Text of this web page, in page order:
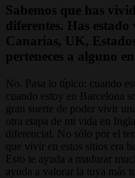
Sabemos que has
diferentes. Has
Canarias, UK,
perteneces a alguno
No. Pasa lo típico: cuando
cuando estoy en Barcelona
gran suerte de poder vivir
otra etapa de mi vida en
diferencial. No sólo por el
que vivir en estos sitios era
Esto te ayuda a madurar
ayuda a valorar la tuya más